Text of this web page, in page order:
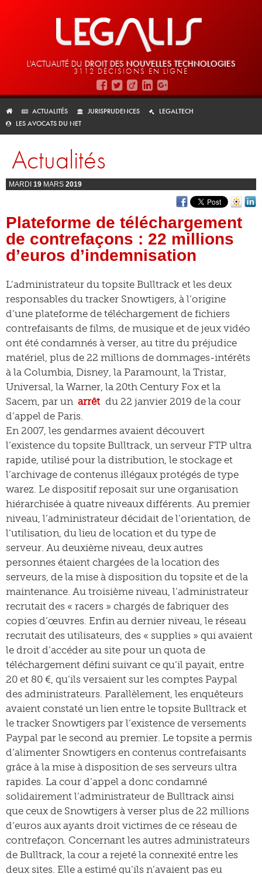
L'ACTUALITÉ DU DROIT DES NOUVELLES TECHNOLOGIES
3112 DÉCISIONS EN LIGNE
ACTUALITÉS JURISPRUDENCES
LEGALTECH
LES AVOCATS DU NET
Actualités
MARDI 19 MARS 2019
Plateforme de téléchargement
de contrefaçons : 22 millions
d’euros d’indemnisation
L’administrateur du topsite Bulltrack et les deux
responsables du tracker Snowtigers, à l’origine
d’une plateforme de téléchargement de fichiers
contrefaisants de films, de musique et de jeux vidéo
ont été condamnés à verser, au titre du préjudice
matériel, plus de 22 millions de dommages-intérêts
à la Columbia, Disney, la Paramount, la Tristar,
Universal, la Warner, la 20th Century Fox et la
Sacem, par un arrêt du 22 janvier 2019 de la cour
d’appel de Paris.
En 2007, les gendarmes avaient découvert
l’existence du topsite Bulltrack, un serveur FTP ultra
rapide, utilisé pour la distribution, le stockage et
l’archivage de contenus illégaux protégés de type
warez. Le dispositif reposait sur une organisation
hiérarchisée à quatre niveaux différents. Au premier
niveau, l’administrateur décidait de l’orientation, de
l’utilisation, du lieu de location et du type de
serveur. Au deuxième niveau, deux autres
personnes étaient chargées de la location des
serveurs, de la mise à disposition du topsite et de la
maintenance. Au troisième niveau, l’administrateur
recrutait des « racers » chargés de fabriquer des
copies d’œuvres. Enfin au dernier niveau, le réseau
recrutait des utilisateurs, des « supplies » qui avaient
le droit d’accéder au site pour un quota de
téléchargement défini suivant ce qu’il payait, entre
20 et 80 €, qu’ils versaient sur les comptes Paypal
des administrateurs. Parallèlement, les enquêteurs
avaient constaté un lien entre le topsite Bulltrack et
le tracker Snowtigers par l’existence de versements
Paypal par le second au premier. Le topsite a permis
d’alimenter Snowtigers en contenus contrefaisants
grâce à la mise à disposition de ses serveurs ultra
rapides. La cour d’appel a donc condamné
solidairement l’administrateur de Bulltrack ainsi
que ceux de Snowtigers à verser plus de 22 millions
d’euros aux ayants droit victimes de ce réseau de
contrefaçon. Concernant les autres administrateurs
de Bulltrack, la cour a rejeté la connexité entre les
deux sites. Elle a estimé qu’ils n’avaient pas eu